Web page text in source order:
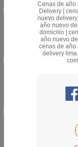
Cenas de año
Delivery |
nuevo
año nuevo
domicilio |
año nuevo
cenas de año
delivery lima